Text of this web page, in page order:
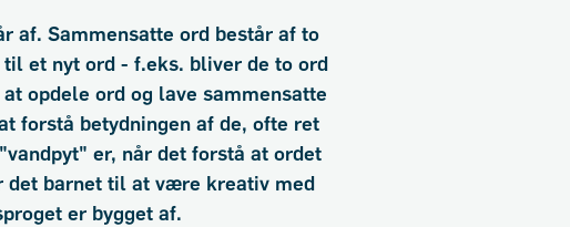
af. Sammensatte ord består af to
et nyt ord - f.eks. bliver de to ord
opdele ord og lave sammensatte
forstå betydningen af de, ofte ret
er, når det forstå at ordet
det barnet til at være kreativ med
er bygget af.